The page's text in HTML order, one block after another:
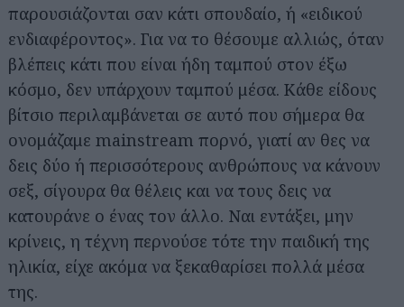
παρουσιάζονται σαν κάτι σπουδαίο, ή «ειδικού
ενδιαφέροντος». Για να το θέσουμε αλλιώς, όταν
βλέπεις κάτι που είναι ήδη ταμπού στον έξω
κόσμο, δεν υπάρχουν ταμπού μέσα. Κάθε είδους
βίτσιο περιλαμβάνεται σε αυτό που σήμερα θα
ονομάζαμε mainstream πορνό, γιατί αν θες να
δεις δύο ή περισσότερους ανθρώπους να κάνουν
σεξ, σίγουρα θα θέλεις και να τους δεις να
κατουράνε ο ένας τον άλλο. Ναι εντάξει, μην
κρίνεις, η τέχνη περνούσε τότε την παιδική της
ηλικία, είχε ακόμα να ξεκαθαρίσει πολλά μέσα
της.